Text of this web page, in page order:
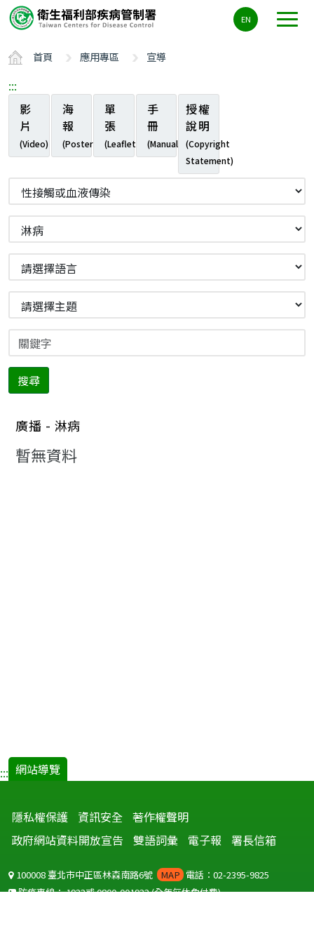
要
容
ALT+C
EN
首頁 應用專區 宣導
:::
影
片
(Video)
海
報
(Poster)
單
張
(Leaflet)
手
冊
(Manual)
授權
說明
(Copyright
Statement)
搜尋
廣播 - 淋病
暫無資料
::: 網站導覽
隱私權保護 資訊安全 著作權聲明
政府網站資料開放宣告
雙語詞彙 電子報 署長信箱
100008 臺北市中正區林森南路6號 MAP 電話：02-2395-9825
防疫專線：1922或0800-001922(全年無休免付費)